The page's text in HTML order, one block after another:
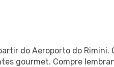
do Aeroporto do
gourmet. Compre